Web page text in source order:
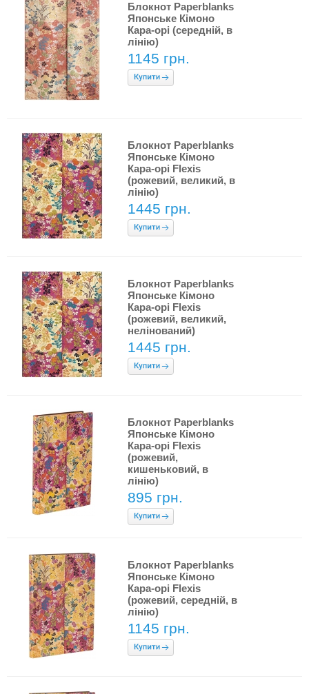
Блокнот Paperblanks
Японське Кімоно
Кара-орі (середній, в
лінію)
1145 грн.
Блокнот Paperblanks
Японське Кімоно
Кара-орі Flexis
(рожевий, великий, в
лінію)
1445 грн.
Блокнот Paperblanks
Японське Кімоно
Кара-орі Flexis
(рожевий, великий,
нелінований)
1445 грн.
Блокнот Paperblanks
Японське Кімоно
Кара-орі Flexis
(рожевий,
кишеньковий, в
лінію)
895 грн.
Блокнот Paperblanks
Японське Кімоно
Кара-орі Flexis
(рожевий, середній, в
лінію)
1145 грн.